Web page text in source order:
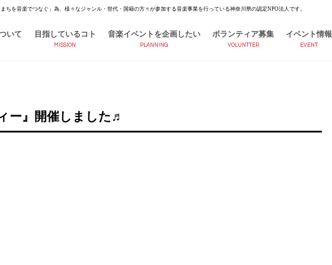
を音楽でつなぐ」為、様々なジャンル・世代・国籍の方々が参加する音楽事業を行っている神奈川県の認定NPO法人です。
いて 目指しているコト
MISSION
音楽イベントを企画したい
PLANNING
ボランティア募集
VOLUNTTER
イベント情報
EVENT
ー』開催しました♬